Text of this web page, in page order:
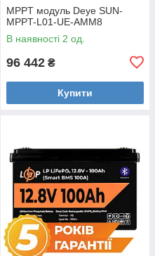
MPPT модуль Deye SUN-
MPPT-L01-UE-AMM8
В наявності 2 од.
96 442 ₴
Купити